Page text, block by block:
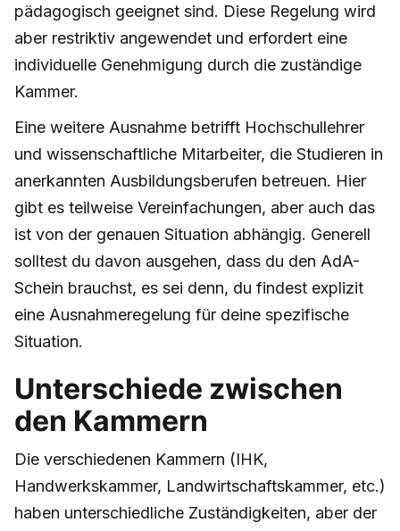
pädagogisch geeignet sind. Diese Regelung wird
aber restriktiv angewendet und erfordert eine
individuelle Genehmigung durch die zuständige
Kammer.
Eine weitere Ausnahme betrifft Hochschullehrer
und wissenschaftliche Mitarbeiter, die Studieren in
anerkannten Ausbildungsberufen betreuen. Hier
gibt es teilweise Vereinfachungen, aber auch das
ist von der genauen Situation abhängig. Generell
solltest du davon ausgehen, dass du den AdA-
Schein brauchst, es sei denn, du findest explizit
eine Ausnahmeregelung für deine spezifische
Situation.
Unterschiede zwischen
den Kammern
Die verschiedenen Kammern (IHK,
Handwerkskammer, Landwirtschaftskammer, etc.)
haben unterschiedliche Zuständigkeiten, aber der